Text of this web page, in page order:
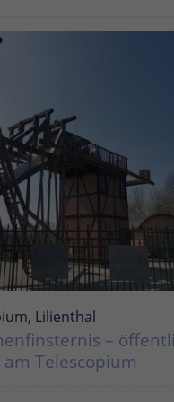
Lilienthal
–
Telescopium